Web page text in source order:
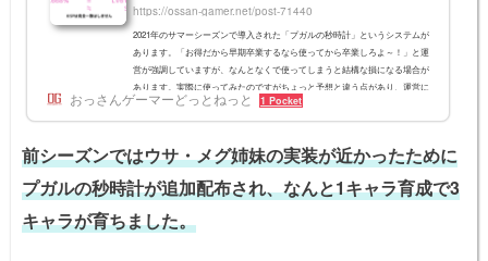
https://ossan-gamer.net/post-71440
2021年のサマーシーズンで導入された「プガルの秒時計」というシステムが
あります。「お得だから早期卒業するなら使ってから卒業しろよ～！」と運
営が強調していますが、なんとなくで使ってしまうと結構な損になる場合が
あります。実際に使ってみたのですがちょっと予想と違う点があり、運営に
仕様を問い合わせたりもしました。というわけで今回は「プガルの秒時計」
をどのタイミングで使うのが良いのか？卒業の最適時期はいつなのか？とい
の情報をベースにして...
おっさんゲーマーどっとねっと 1 Pocket
前シーズンではウサ・メグ姉妹の実装が近かったために
プガルの秒時計が追加配布され、なんと1キャラ育成で3
キャラが育ちました。